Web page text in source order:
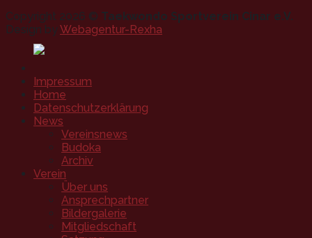
Copyright 2026 © Taekwondo Sportverein Cinar e.V.
Design byWebagentur-Rexha
Impressum
Home
Datenschutzerklärung
News
Vereinsnews
Budoka
Archiv
Verein
Über uns
Ansprechpartner
Bildergalerie
Mitgliedschaft